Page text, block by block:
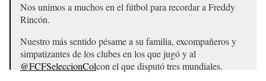
Nos unimos a muchos en el fútbol para recordar a Freddy
Rincón.
Nuestro más sentido pésame a su familia, excompañeros y
simpatizantes de los clubes en los que jugó y al
@FCFSeleccionColcon el que disputó tres mundiales.